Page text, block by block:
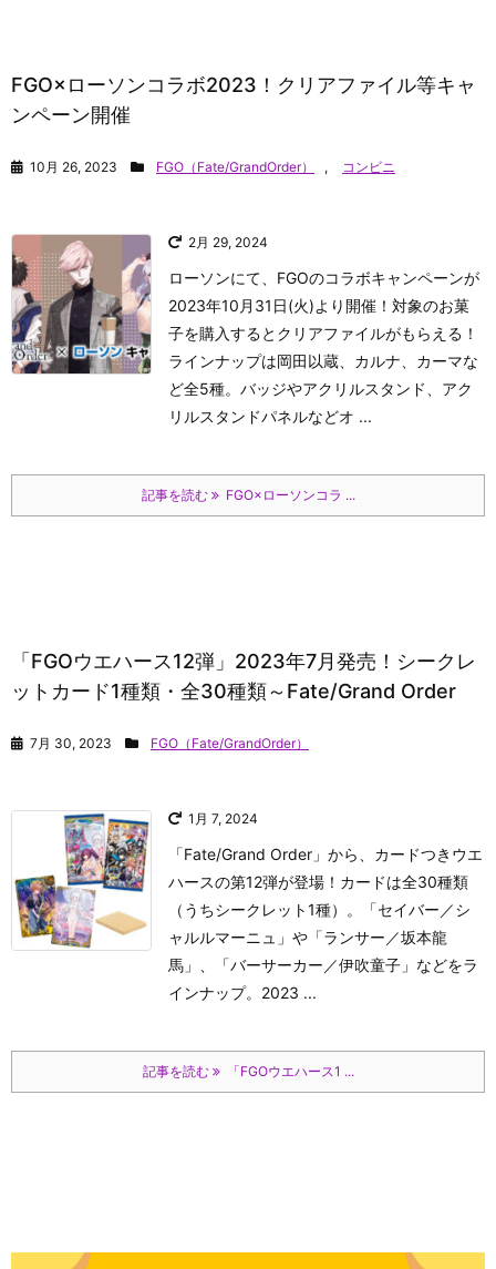
FGO×ローソンコラボ2023！クリアファイル等キャ
ンペーン開催
10月 26, 2023 FGO（Fate/GrandOrder） , コンビニ
2月 29, 2024
ローソンにて、FGOのコラボキャンペーンが
2023年10月31日(火)より開催！対象のお菓
子を購入するとクリアファイルがもらえる！
ラインナップは岡田以蔵、カルナ、カーマな
ど全5種。バッジやアクリルスタンド、アク
リルスタンドパネルなどオ ...
記事を読む FGO×ローソンコラ ...
「FGOウエハース12弾」2023年7月発売！シークレ
ットカード1種類・全30種類～Fate/Grand Order
7月 30, 2023 FGO（Fate/GrandOrder）
1月 7, 2024
「Fate/Grand Order」から、カードつきウエ
ハースの第12弾が登場！カードは全30種類
（うちシークレット1種）。「セイバー／シ
ャルルマーニュ」や「ランサー／坂本龍
馬」、「バーサーカー／伊吹童子」などをラ
インナップ。2023 ...
記事を読む 「FGOウエハース1 ...